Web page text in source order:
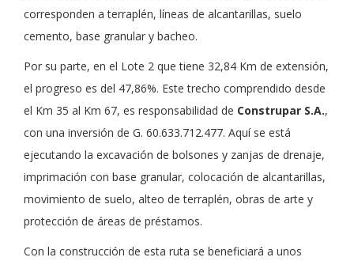
corresponden a terraplén, líneas de alcantarillas, suelo
cemento, base granular y bacheo.
Por su parte, en el Lote 2 que tiene 32,84 Km de extensión,
el progreso es del 47,86%. Este trecho comprendido desde
el Km 35 al Km 67, es responsabilidad de Construpar S.A.,
con una inversión de G. 60.633.712.477. Aquí se está
ejecutando la excavación de bolsones y zanjas de drenaje,
imprimación con base granular, colocación de alcantarillas,
movimiento de suelo, alteo de terraplén, obras de arte y
protección de áreas de préstamos.
Con la construcción de esta ruta se beneficiará a unos